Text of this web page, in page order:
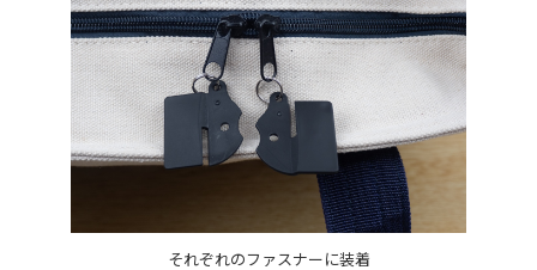
それぞれのファスナーに装着